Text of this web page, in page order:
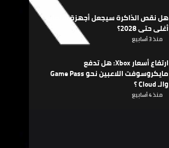
هل نقص الذاكرة سيجعل أجهزة الألعاب
أغلى حتى 2028؟
منذ 3 أسابيع
ارتفاع أسعار Xbox: هل تدفع
مايكروسوفت اللاعبين نحو Game Pass
والـ Cloud ؟
منذ 4 أسابيع